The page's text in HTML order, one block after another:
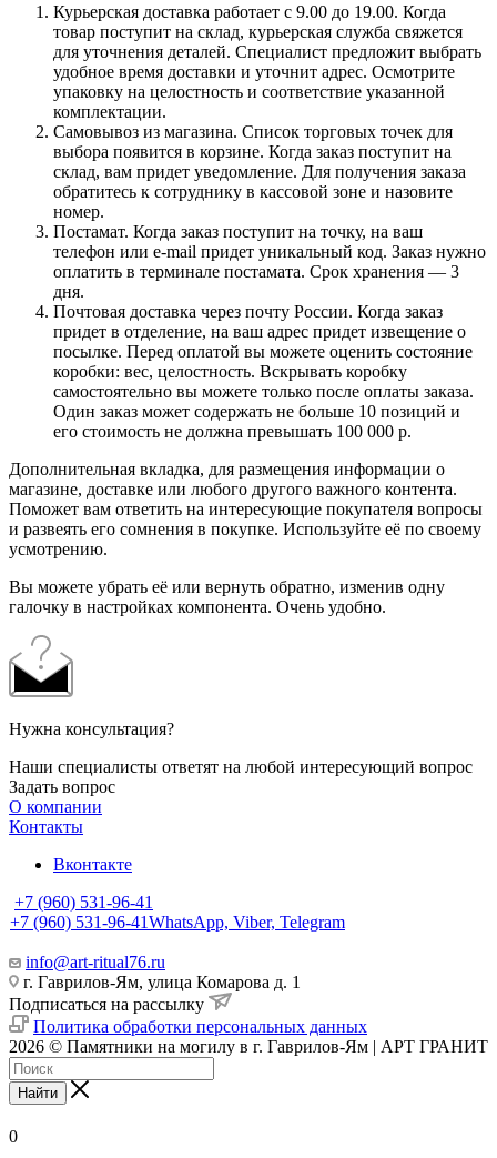
Курьерская доставка работает с 9.00 до 19.00. Когда
товар поступит на склад, курьерская служба свяжется
для уточнения деталей. Специалист предложит выбрать
удобное время доставки и уточнит адрес. Осмотрите
упаковку на целостность и соответствие указанной
комплектации.
Самовывоз из магазина. Список торговых точек для
выбора появится в корзине. Когда заказ поступит на
склад, вам придет уведомление. Для получения заказа
обратитесь к сотруднику в кассовой зоне и назовите
номер.
Постамат. Когда заказ поступит на точку, на ваш
телефон или e-mail придет уникальный код. Заказ нужно
оплатить в терминале постамата. Срок хранения — 3
дня.
Почтовая доставка через почту России. Когда заказ
придет в отделение, на ваш адрес придет извещение о
посылке. Перед оплатой вы можете оценить состояние
коробки: вес, целостность. Вскрывать коробку
самостоятельно вы можете только после оплаты заказа.
Один заказ может содержать не больше 10 позиций и
его стоимость не должна превышать 100 000 р.
Дополнительная вкладка, для размещения информации о
магазине, доставке или любого другого важного контента.
Поможет вам ответить на интересующие покупателя вопросы
и развеять его сомнения в покупке. Используйте её по своему
усмотрению.
Вы можете убрать её или вернуть обратно, изменив одну
галочку в настройках компонента. Очень удобно.
Нужна консультация?
Наши специалисты ответят на любой интересующий вопрос
Задать вопрос
О компании
Контакты
Вконтакте
+7 (960) 531-96-41
+7 (960) 531-96-41WhatsApp, Viber, Telegram
info@art-ritual76.ru
г. Гаврилов-Ям, улица Комарова д. 1
Подписаться на рассылку
Политика обработки персональных данных
2026 © Памятники на могилу в г. Гаврилов-Ям | АРТ ГРАНИТ
Найти
0